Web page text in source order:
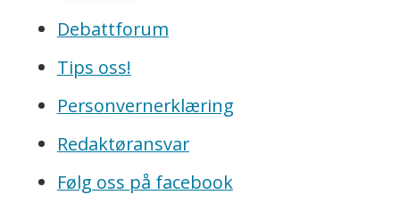
Debattforum
Tips oss!
Personvernerklæring
Redaktøransvar
Følg oss på facebook